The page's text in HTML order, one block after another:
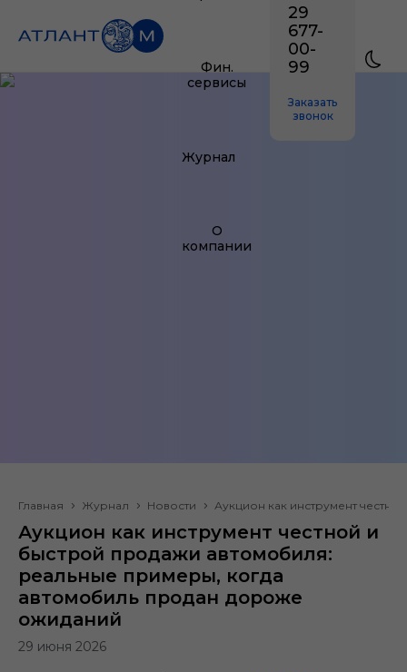
Фин.
сервисы
Журнал
О
компании
29
677-
00-
99
Заказать
звонок
Главная Журнал Новости Аукцион как инструмент
Аукцион как инструмент честной и
быстрой продажи автомобиля:
реальные примеры, когда
автомобиль продан дороже
ожиданий
29 июня 2026